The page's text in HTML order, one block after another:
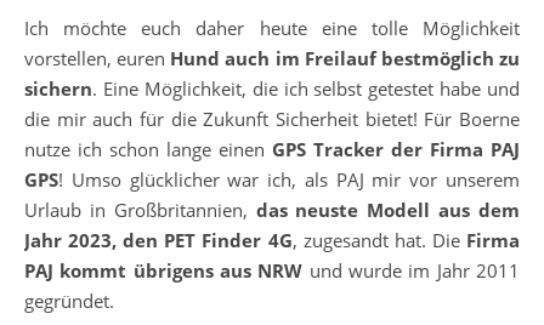
Ich möchte euch daher heute eine tolle Möglichkeit
vorstellen, euren Hund auch im Freilauf bestmöglich zu
sichern. Eine Möglichkeit, die ich selbst getestet habe und
die mir auch für die Zukunft Sicherheit bietet! Für Boerne
nutze ich schon lange einen GPS Tracker der Firma PAJ
GPS! Umso glücklicher war ich, als PAJ mir vor unserem
Urlaub in Großbritannien, das neuste Modell aus dem
Jahr 2023, den PET Finder 4G, zugesandt hat. Die Firma
PAJ kommt übrigens aus NRW und wurde im Jahr 2011
gegründet.